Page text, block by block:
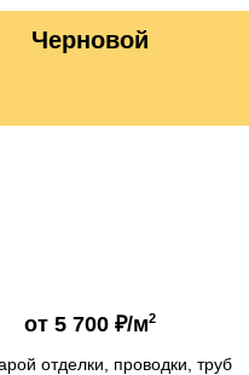
Черновой
от5 700 ₽/м2
отделки, проводки, труб